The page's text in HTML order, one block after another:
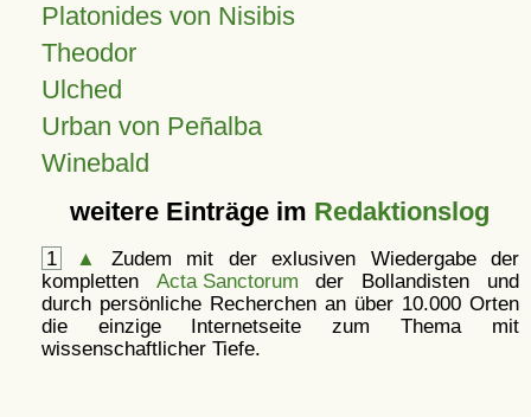
Platonides von Nisibis
Theodor
Ulched
Urban von Peñalba
Winebald
weitere Einträge im Redaktionslog
1 ▲
Zudem mit der exlusiven Wiedergabe der
kompletten Acta Sanctorum der Bollandisten und
durch persönliche Recherchen an über 10.000 Orten
die einzige Internetseite zum Thema mit
wissenschaftlicher Tiefe.